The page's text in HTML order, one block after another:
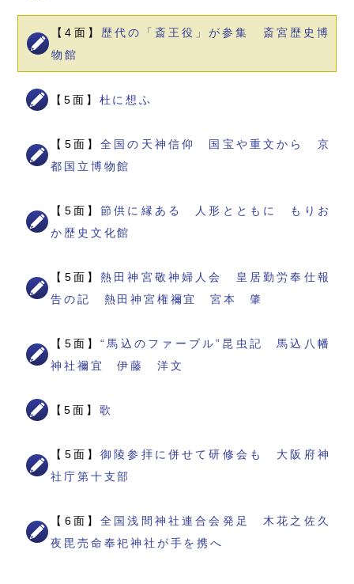
【4面】 歴代の「斎王役」が参集 斎宮歴史博
物館
【5面】 杜に想ふ
【5面】全国の天神信仰 国宝や重文から 京
都国立博物館
【5面】節供に縁ある 人形とともに もりお
か歴史文化館
【5面】熱田神宮敬神婦人会 皇居勤労奉仕報
告の記 熱田神宮権禰宜 宮本 肇
【5面】“馬込のファーブル”昆虫記 馬込八幡
神社禰宜 伊藤 洋文
【5面】 歌
【5面】御陵参拝に併せて研修会も 大阪府神
社庁第十支部
【6面】全国浅間神社連合会発足 木花之佐久
夜毘売命奉祀神社が手を携へ